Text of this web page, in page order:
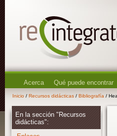
Acerca Qué puede encontrar
Inicio / Recursos didácticas / Bibliografía /
En la sección "Recursos
didácticas":